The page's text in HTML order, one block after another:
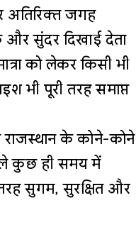
अतिरिक्त जगह
सुंदर दिखाई देता
को लेकर किसी भी
भी पूरी तरह समाप्त
के कोने-कोने
कुछ ही समय में
सुगम, सुरक्षित और